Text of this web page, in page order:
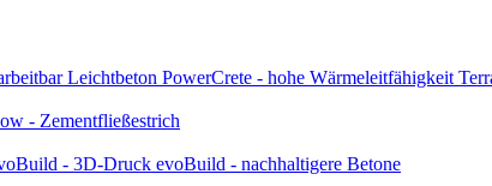
Leichtbeton PowerCrete - hohe Wärmeleitfähigkeit
- Zementfließestrich
- 3D-Druck evoBuild - nachhaltigere Betone